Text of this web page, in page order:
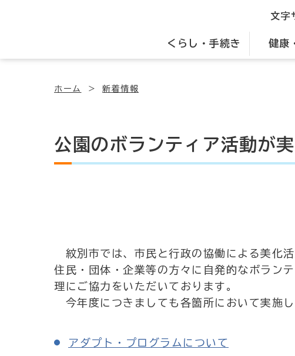
くらし・手続き 健康
文字
ホーム 新着情報
公園のボランティア活動が
紋別市では、市民と行政の協働による美化
住民・団体・企業等の方々に自発的なボラン
理にご協力をいただいております。
今年度につきましても各箇所において実施
アダプト・プログラムについて